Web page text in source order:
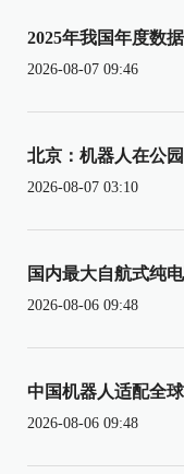
2025年我国年度数
2026-08-07 09:46
北京：机器人在公
2026-08-07 03:10
国内最大自航式纯
2026-08-06 09:48
中国机器人适配全
2026-08-06 09:48